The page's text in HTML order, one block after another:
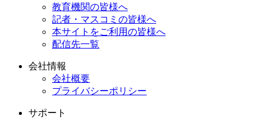
教育機関の皆様へ
記者・マスコミの皆様へ
本サイトをご利用の皆様へ
配信先一覧
会社情報
会社概要
プライバシーポリシー
サポート